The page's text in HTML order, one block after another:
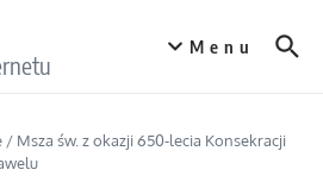
Menu
/ Msza św. z okazji 650-lecia Konsekracji